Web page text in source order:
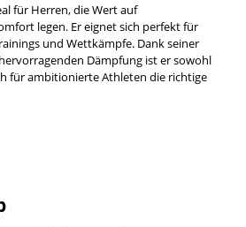
für Herren, die Wert auf
legen. Er eignet sich perfekt für
und Wettkämpfe. Dank seiner
Dämpfung ist er sowohl
für ambitionierte Athleten die richtige